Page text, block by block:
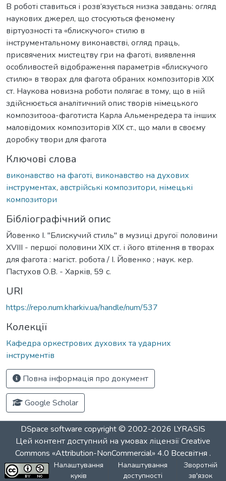
В роботі ставиться і розв’язується низка завдань: огляд
наукових джерел, що стосуються феномену
віртуозності та «блискучого» стилю в
інструментальному виконавстві, огляд праць,
присвячених мистецтву гри на фаготі, виявлення
особливостей відображення параметрів «блискучого
стилю» в творах для фагота обраних композиторів ХІХ
ст. Наукова новизна роботи полягає в тому, що в ній
здійснюється аналітичний опис творів німецького
композитооа-фаготиста Карла Альменредера та інших
маловідомих композиторів ХІХ ст., що мали в своєму
доробку твори для фагота
Ключові слова
виконавство на фаготі, виконавство на духових
інструментах, австрійські композитори, німецькі
композитори
Бібліографічний опис
Йовенко І. "Блискучий стиль" в музиці другої половини
ХVIII - першої половини ХІХ ст. і його втілення в творах
для фагота : магіст. робота / І. Йовенко ; наук. кер.
Пастухов О.В. - Харків, 59 с.
URI
https://repo.num.kharkiv.ua/handle/num/537
Колекції
Кафедра оркестрових духових та ударних
інструментів
Повна інформація про документ
Google Scholar
DSpace software copyright © 2002-2026 LYRASIS
Цей контент доступний на умовах ліцензіїCreative
Commons «Attribution-NonCommercial» 4.0 Всесвітня .
Налаштування
куків
Налаштування
доступності
Зворотній
зв'язок